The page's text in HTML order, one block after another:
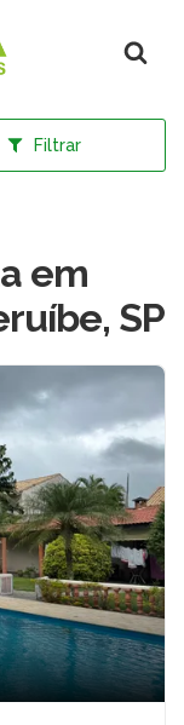
Filtrar
em
SP